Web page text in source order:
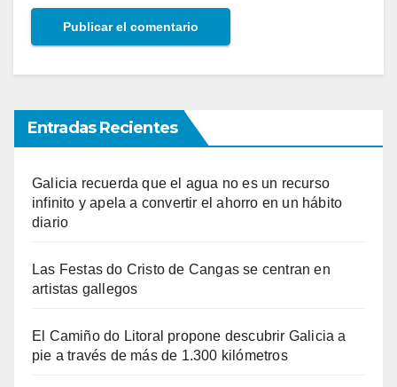
Entradas Recientes
Galicia recuerda que el agua no es un recurso
infinito y apela a convertir el ahorro en un hábito
diario
Las Festas do Cristo de Cangas se centran en
artistas gallegos
El Camiño do Litoral propone descubrir Galicia a
pie a través de más de 1.300 kilómetros